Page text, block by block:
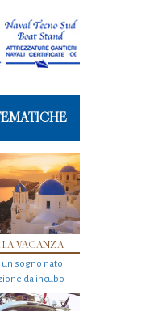
LA VACANZA
sogno nato
da incubo